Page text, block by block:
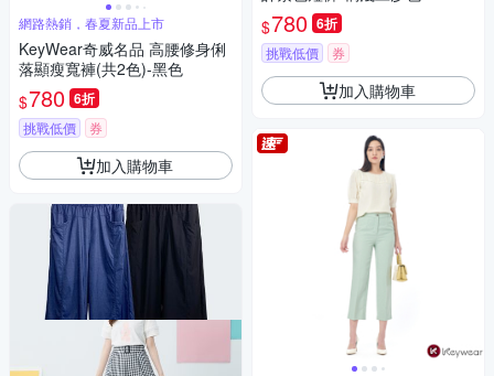
網路熱銷，春夏新品上市
KeyWear奇威名品 高腰修身俐
落顯瘦寬褲(共2色)-黑色
$780 6折
挑戰低價 券
加入購物車
$780 6折
挑戰低價 券
加入購物車